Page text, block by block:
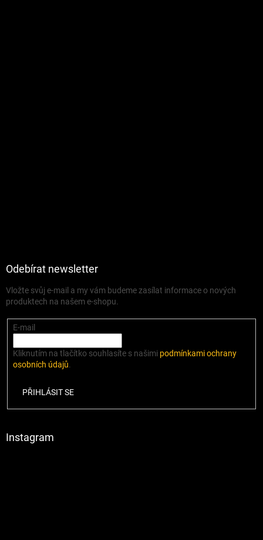
Odebírat newsletter
Vložte svůj e-mail a my vám budeme zasílat informace o nových
produktech na našem e-shopu.
E-mail
Kliknutím na tlačítko souhlasíte s našimi podmínkami ochrany
osobních údajů.
PŘIHLÁSIT SE
Instagram